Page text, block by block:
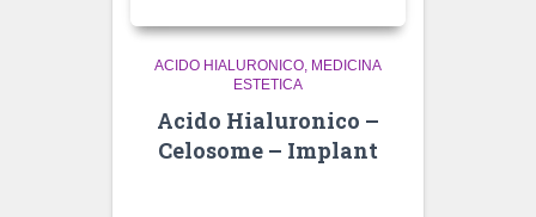
ACIDO HIALURONICO MEDICINA
ESTETICA
Acido Hialuronico –
Celosome – Implant